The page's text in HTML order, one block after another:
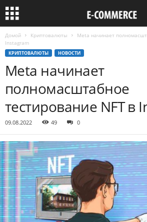
Домой Криптовалюты
Meta начинает
Instagram
КРИПТОВАЛЮТЫ НОВОСТИ
Meta начинает
полномасштабное
тестирование NFT в
09.08.2022 49 0